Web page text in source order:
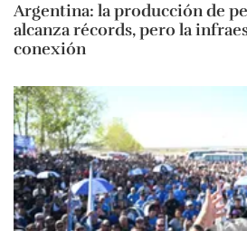
Argentina: la producción de
alcanza récords, pero la
conexión